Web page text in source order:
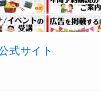
式サイト